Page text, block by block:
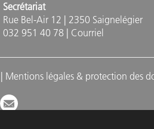
Secrétariat
Rue Bel-Air 12 | 2350 Saignelégier
032 951 40 78 | Courriel
Mentions légales & protection des